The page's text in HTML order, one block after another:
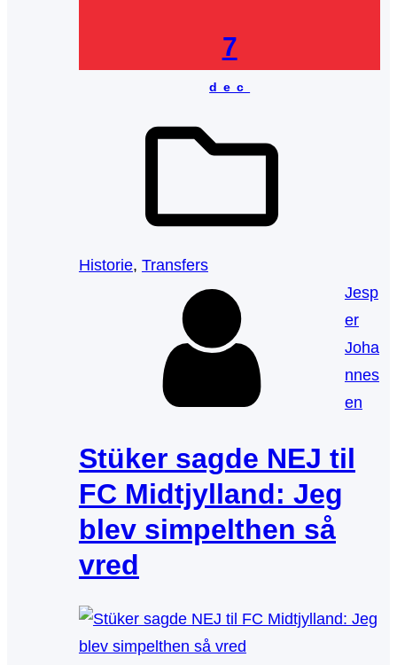
7
dec
Historie, Transfers
Jesp
er
Joha
nnes
en
Stüker sagde NEJ til
FC Midtjylland: Jeg
blev simpelthen så
vred